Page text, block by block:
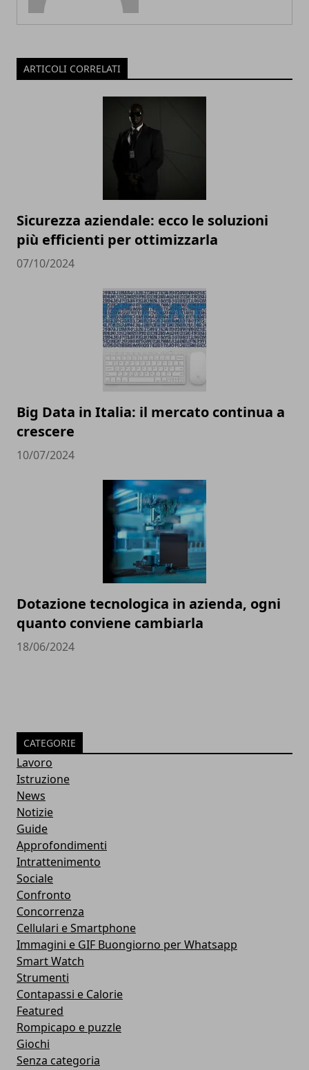
ARTICOLI CORRELATI
Sicurezza aziendale: ecco le soluzioni
più efficienti per ottimizzarla
07/10/2024
Big Data in Italia: il mercato continua a
crescere
10/07/2024
Dotazione tecnologica in azienda, ogni
quanto conviene cambiarla
18/06/2024
CATEGORIE
Lavoro
Istruzione
News
Notizie
Guide
Approfondimenti
Intrattenimento
Sociale
Confronto
Concorrenza
Cellulari e Smartphone
Immagini e GIF Buongiorno per Whatsapp
Smart Watch
Strumenti
Contapassi e Calorie
Featured
Rompicapo e puzzle
Giochi
Senza categoria